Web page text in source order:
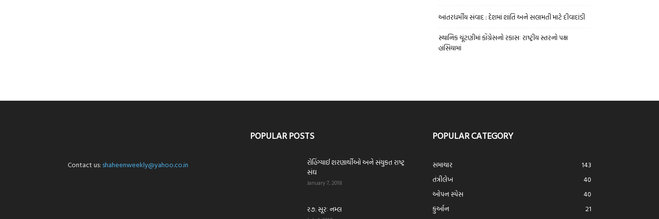
આંતરધર્મીય સંવાદ : દેશમાં શાંતિ અને સલામતી માટે દીવાદાંડી
સ્થાનિક ચૂંટણીમાં કોંગ્રેસનો રકાસઃ રાષ્ટ્રીય સ્તરનો પક્ષ
હાંસિયામાં
Contact us: shaheenweekly@yahoo.co.in
POPULAR POSTS
રોહિંગ્યાઈ શરણાર્થીઓ અને સંયુકત રાષ્ટ્ર
સંઘ
January 7, 2018
ર૭. સૂરઃ નમ્લ
POPULAR CATEGORY
સમાચાર
143
તંત્રીલેખ
40
ઓપન સ્પેસ
40
કુર્આન
21